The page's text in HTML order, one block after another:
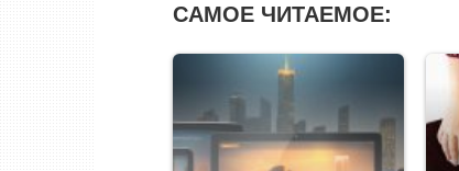
САМОЕ ЧИТАЕМОЕ: